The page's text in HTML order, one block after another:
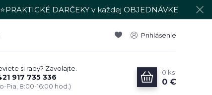
DARČEKY v každej OBJEDNÁVKE
Prihlásenie
si rady? Zavolajte.
917 735 336
Pia, 8:00-16:00 hod.)
0 ks
0 €